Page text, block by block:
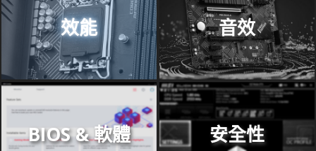
效能 音效
BIOS & 軟體 安全性